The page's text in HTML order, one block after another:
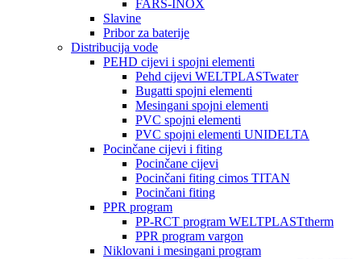
FARS-INOX
Slavine
Pribor za baterije
Distribucija vode
PEHD cijevi i spojni elementi
Pehd cijevi WELTPLASTwater
Bugatti spojni elementi
Mesingani spojni elementi
PVC spojni elementi
PVC spojni elementi UNIDELTA
Pocinčane cijevi i fiting
Pocinčane cijevi
Pocinčani fiting cimos TITAN
Pocinčani fiting
PPR program
PP-RCT program WELTPLASTtherm
PPR program vargon
Niklovani i mesingani program